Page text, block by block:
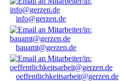
info@gerzen.de
bauamt@gerzen.de
oeffentlichkeitsarbeit@gerzen.de